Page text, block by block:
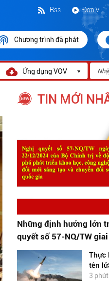
Đơn vị
Rss
Chương trình đã phát
Ứng dụng VOV
TIN MỚI
Những định hướng lớn
quyết số 57-NQ/TW
Thực
tên
3 phút